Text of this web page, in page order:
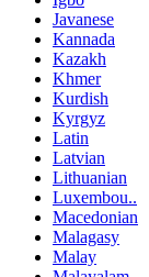
Javanese
Kannada
Kazakh
Khmer
Kurdish
Kyrgyz
Latin
Latvian
Lithuanian
Luxembou..
Macedonian
Malagasy
Malay